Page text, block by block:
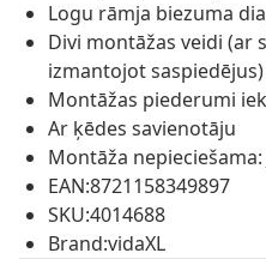
Logu rāmja biezuma
Divi montāžas veidi (ar
izmantojot saspiedējus)
Montāžas piederumi
Ar ķēdes savienotāju
Montāža nepieciešama:
EAN:8721158349897
SKU:4014688
Brand:vidaXL